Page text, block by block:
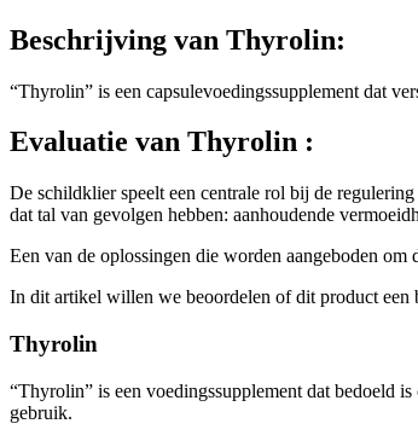
Beschrijving van Thyrolin:
“Thyrolin” is een capsulevoedingssupplement dat
Evaluatie van Thyrolin :
De schildklier speelt een centrale rol bij de
dat tal van gevolgen hebben: aanhoudende
Een van de oplossingen die worden aangeboden
In dit artikel willen we beoordelen of dit product een
Thyrolin
“Thyrolin” is een voedingssupplement dat bedoeld
gebruik.